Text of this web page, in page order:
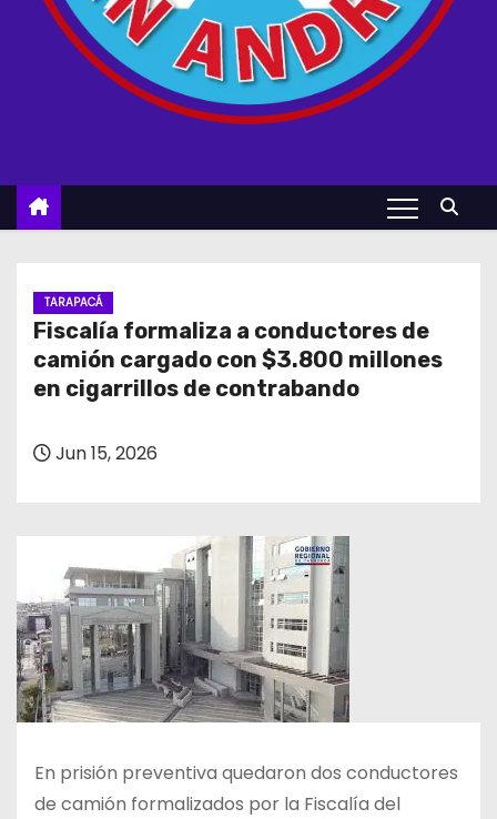
TARAPACÁ
Fiscalía formaliza a conductores de
camión cargado con $3.800 millones
en cigarrillos de contrabando
Jun 15, 2026
En prisión preventiva quedaron dos conductores
de camión formalizados por la Fiscalía del